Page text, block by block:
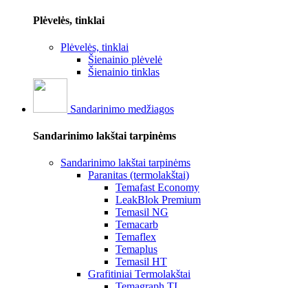
Plėvelės, tinklai
Plėvelės, tinklai
Šienainio plėvelė
Šienainio tinklas
Sandarinimo medžiagos
Sandarinimo lakštai tarpinėms
Sandarinimo lakštai tarpinėms
Paranitas (termolakštai)
Temafast Economy
LeakBlok Premium
Temasil NG
Temacarb
Temaflex
Temaplus
Temasil HT
Grafitiniai Termolakštai